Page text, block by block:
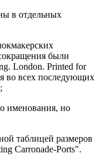
в отдельных
были
London. Printed for
во всех последующих
именования, но
таблицей размеров
Carronade-Ports".